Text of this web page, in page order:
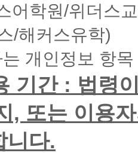
학원/위더스
/해커스유학)
개인정보 항
기간 : 법령
, 또는 이용
니다.